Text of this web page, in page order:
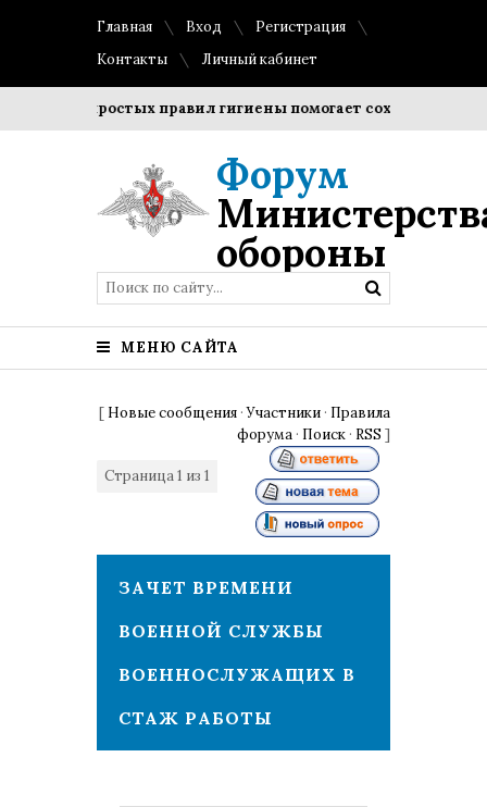
Главная Вход
Регистрация
Контакты
Личный кабинет
простых правил гигиены помогает сохранить
Форум
обороны
МЕНЮ САЙТА
[ Новые сообщения ·Участники · Правила
форума · Поиск · RSS ]
Страница1 из 1
ЗАЧЕТ ВРЕМЕНИ
ВОЕННОЙ СЛУЖБЫ
ВОЕННОСЛУЖАЩИХ В
СТАЖ РАБОТЫ